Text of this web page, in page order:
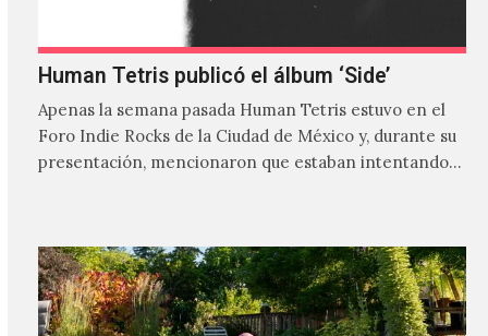
Human Tetris publicó el álbum ‘Side’
Apenas la semana pasada Human Tetris estuvo en el
Foro Indie Rocks de la Ciudad de México y, durante su
presentación, mencionaron que estaban intentando…